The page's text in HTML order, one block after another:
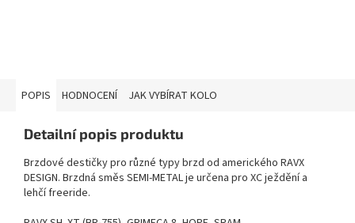
POPIS HODNOCENÍ JAK VYBÍRAT KOLO
Detailní popis produktu
Brzdové destičky pro různé typy brzd od amerického RAVX
DESIGN. Brzdná směs SEMI-METAL je určena pro XC ježdění a
lehčí freeride.